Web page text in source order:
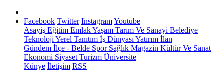
Facebook Twitter InstagramYoutube
Asayiş Eğitim EmlakYaşam Tarım Ve Sanayi Belediye
Teknoloji Yerel Tanıtım İş Dünyası Yatırım İlan
Gündem İlçe - Belde SporSağlık Magazin Kültür Ve Sanat
Ekonomi Siyaset Turizm Üniversite
Künye İletişim RSS